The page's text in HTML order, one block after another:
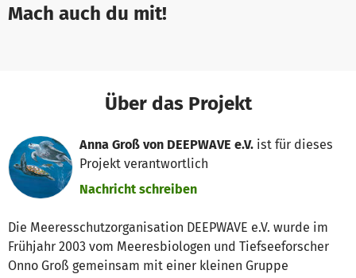
Mach auch du mit!
Über das Projekt
Anna Groß von DEEPWAVE e.V. ist für dieses
Projekt verantwortlich
Nachricht schreiben
Die Meeresschutzorganisation DEEPWAVE e.V. wurde im
Frühjahr 2003 vom Meeresbiologen und Tiefseeforscher
Onno Groß gemeinsam mit einer kleinen Gruppe